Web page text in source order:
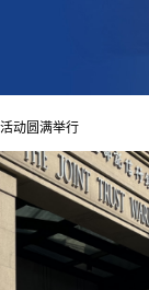
动圆满举行